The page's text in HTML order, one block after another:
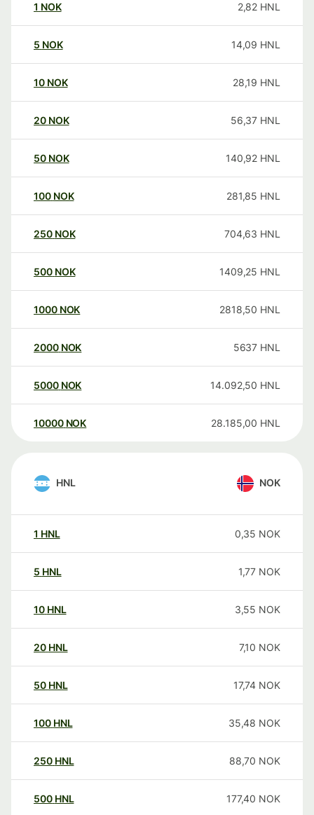
1 NOK 2,82 HNL
5 NOK 14,09 HNL
10 NOK 28,19 HNL
20 NOK 56,37 HNL
50 NOK 140,92 HNL
100 NOK 281,85 HNL
250 NOK 704,63 HNL
500 NOK 1409,25 HNL
1000 NOK 2818,50 HNL
2000 NOK 5637 HNL
5000 NOK 14.092,50 HNL
10000 NOK 28.185,00 HNL
HNL NOK
1 HNL 0,35 NOK
5 HNL 1,77 NOK
10 HNL 3,55 NOK
20 HNL 7,10 NOK
50 HNL 17,74 NOK
100 HNL 35,48 NOK
250 HNL 88,70 NOK
500 HNL 177,40 NOK